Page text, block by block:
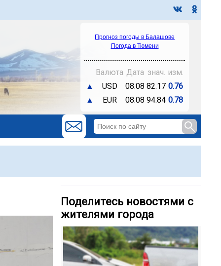
Прогноз погоды в Балашове
Погода в Тюмени
Валюта Дата знач. изм.
▲
USD 08.08 82.17 0.76
▲
EUR 08.08 94.84 0.78
Поделитесь новостями с
жителями города